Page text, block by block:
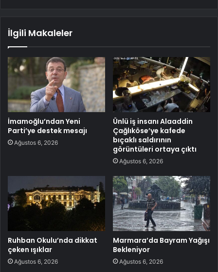
İlgili Makaleler
İmamoğlu’ndan Yeni
Parti’ye destek mesajı
Ağustos 6, 2026
Ünlü iş insanı Alaaddin
Çağlıköse’ye kafede
bıçaklı saldırının
görüntüleri ortaya çıktı
Ağustos 6, 2026
Ruhban Okulu’nda dikkat
çeken ışıklar
Ağustos 6, 2026
Marmara’da Bayram Yağışı
Bekleniyor
Ağustos 6, 2026